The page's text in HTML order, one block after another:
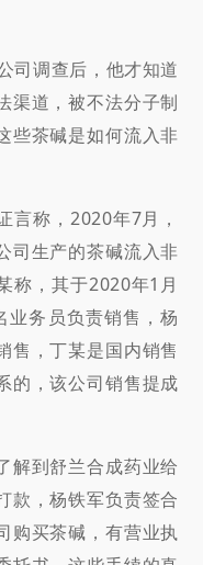
司调查后，他才知道
渠道，被不法分子制
些茶碱是如何流入非
言称，2020年7月，
司生产的茶碱流入非
称，其于2020年1月
业务员负责销售，杨
售，丁某是国内销售
的，该公司销售提成
解到舒兰合成药业给
款，杨铁军负责签合
购买茶碱，有营业执